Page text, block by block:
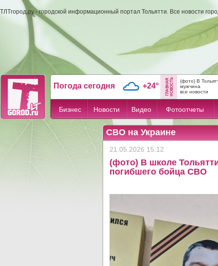
ТЛТгород.ру - городской информационный портал Тольятти. Все новости
Погода сегодня +24°
(фото) В
мужчина
все новости
Бизнес Новости Видео Фотоотчеты
СВО на Украине
21.05.2026 15:12
(фото) В школе
погибшего бойца СВО